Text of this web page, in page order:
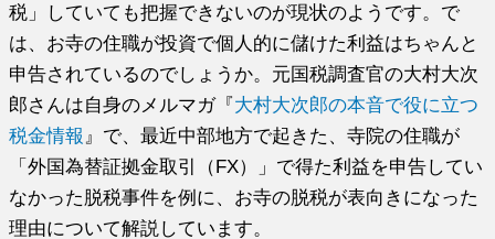
税」していても把握できないのが現状のようです。で
は、お寺の住職が投資で個人的に儲けた利益はちゃんと
申告されているのでしょうか。元国税調査官の大村大次
郎さんは自身のメルマガ『大村大次郎の本音で役に立つ
税金情報 』で、最近中部地方で起きた、寺院の住職が
「外国為替証拠金取引（FX）」で得た利益を申告してい
なかった脱税事件を例に、お寺の脱税が表向きになった
理由について解説しています。